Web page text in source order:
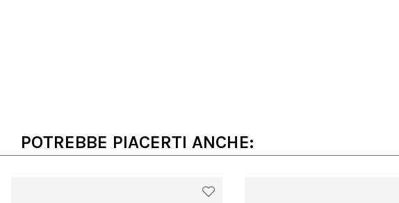
POTREBBE PIACERTI ANCHE: